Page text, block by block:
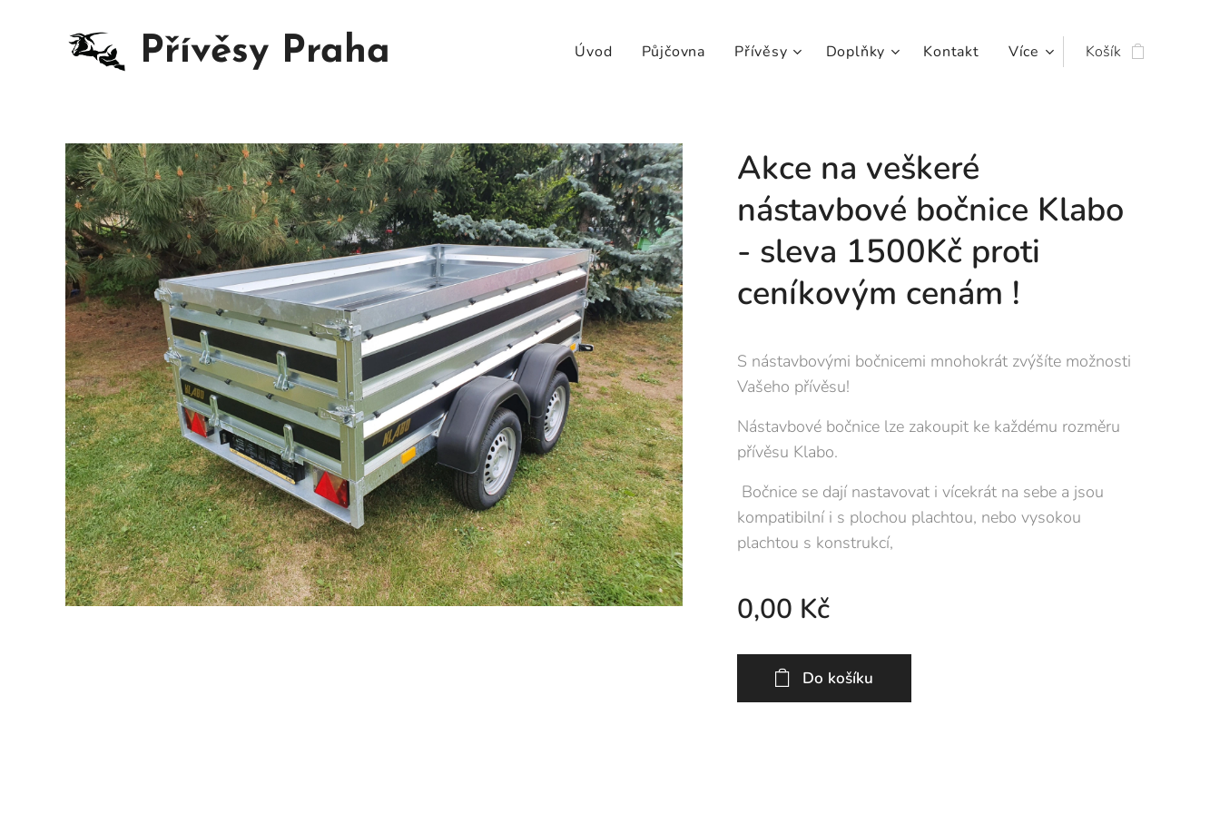
Přívěsy Praha Úvod Půjčovna Přívěsy Doplňky Kontakt Více Košík
Akce na veškeré
nástavbové bočnice Klabo
- sleva 1500Kč proti
ceníkovým cenám !
S nástavbovými bočnicemi mnohokrát zvýšíte možnosti
Vašeho přívěsu!
Nástavbové bočnice lze zakoupit ke každému rozměru
přívěsu Klabo.
Bočnice se dají nastavovat i vícekrát na sebe a jsou
kompatibilní i s plochou plachtou, nebo vysokou
plachtou s konstrukcí,
0,00 Kč
Do košíku